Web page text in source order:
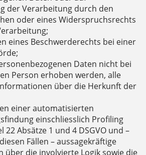
der Verarbeitung durch den
oder eines Widerspruchsrechts
eines Beschwerderechts bei einer
Daten nicht bei
Person erhoben werden, alle
über die Herkunft der
einer automatisierten
einschliesslich Profiling
22 Absätze 1 und 4 DSGVO und –
Fällen – aussagekräftige
über die involvierte Logik sowie die